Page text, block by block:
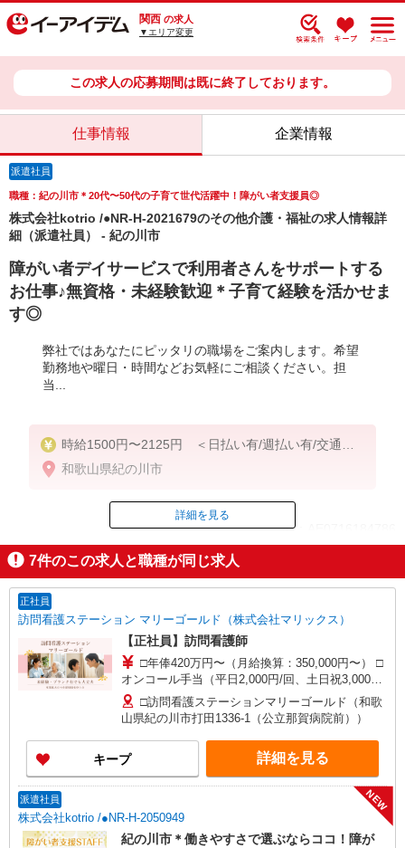
関西 の求人
▼エリア変更
この求人の応募期間は既に終了しております。
仕事情報 企業情報
派遣社員
職種：紀の川市＊20代〜50代の子育て世代活躍中！障がい者支援員◎
株式会社kotrio /●NR-H-2021679のその他介護・福祉の求人情報詳
細（派遣社員） - 紀の川市
障がい者デイサービスで利用者さんをサポートする
お仕事♪無資格・未経験歓迎＊子育て経験を活かせま
す◎
弊社ではあなたにピッタリの職場をご案内します。希望
勤務地や曜日・時間などお気軽にご相談ください。担
当...
時給1500円〜2125円 ＜日払い有/週払い有/交通費
全支給(ガソリン代含む)＞
和歌山県紀の川市
ID：AE0716184786
掲載期間終了
詳細を見る
7件のこの求人と職種が同じ求人
正社員
訪問看護ステーション マリーゴールド（株式会社マリックス）
【正社員】訪問看護師
□年俸420万円〜（月給換算：350,000円〜） □
オンコール手当（平日2,000円/回、土日祝3,000円/
回） □休日手当（1時間250円）
□訪問看護ステーションマリーゴールド（和歌
山県紀の川市打田1336-1（公立那賀病院前））
キープ 詳細を見る
派遣社員
株式会社kotrio /●NR-H-2050949
NEW
紀の川市＊働きやすさで選ぶならココ！障が